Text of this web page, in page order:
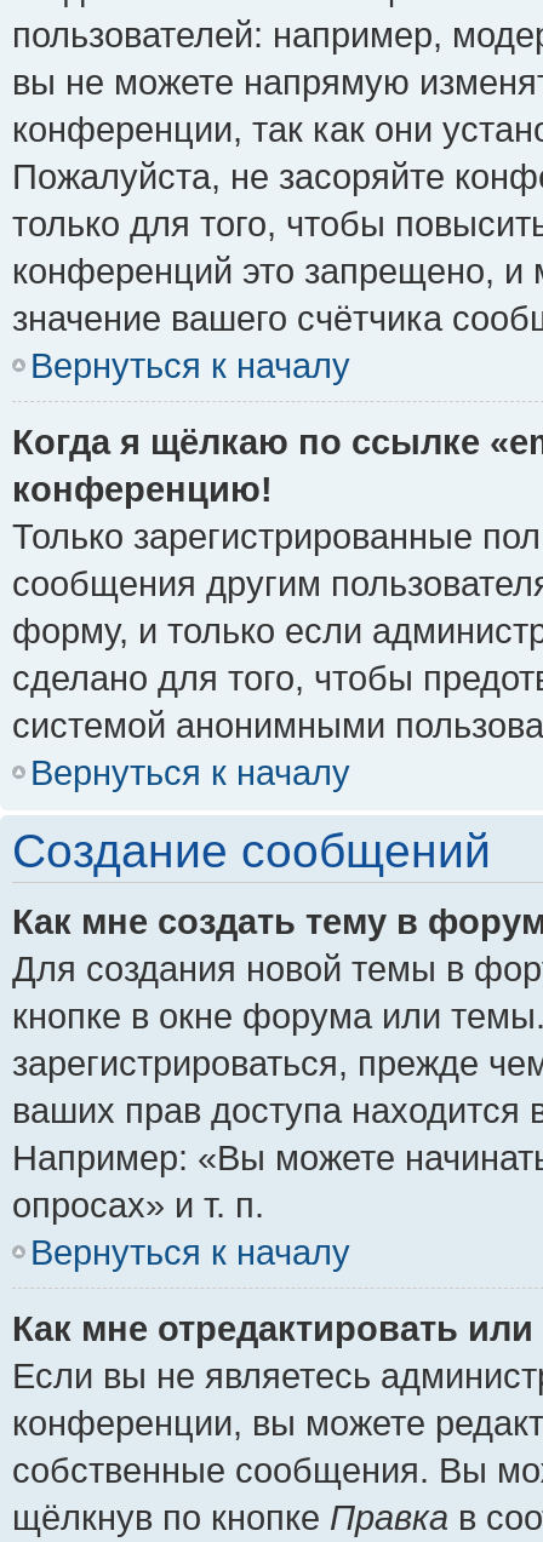
пользователей: например,
вы не можете напрямую
конференции, так как они
Пожалуйста, не засоряйте
только для того, чтобы
конференций это запрещено, и
значение вашего счётчика
Вернуться к началу
Когда я щёлкаю по ссылке
конференцию!
Только зарегистрированные
сообщения другим
форму, и только если
сделано для того, чтобы
системой анонимными
Вернуться к началу
Создание сообщений
Как мне создать тему в
Для создания новой темы в
кнопке в окне форума или
зарегистрироваться, прежде
ваших прав доступа
Например: «Вы можете
опросах» и т. п.
Вернуться к началу
Как мне отредактировать
Если вы не являетесь
конференции, вы можете
собственные сообщения. Вы
щёлкнув по кнопке Правка в